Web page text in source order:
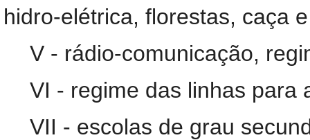
hidro-elétrica, florestas, caça
V - rádio-comunicação,
VI - regime das linhas para
VII - escolas de grau